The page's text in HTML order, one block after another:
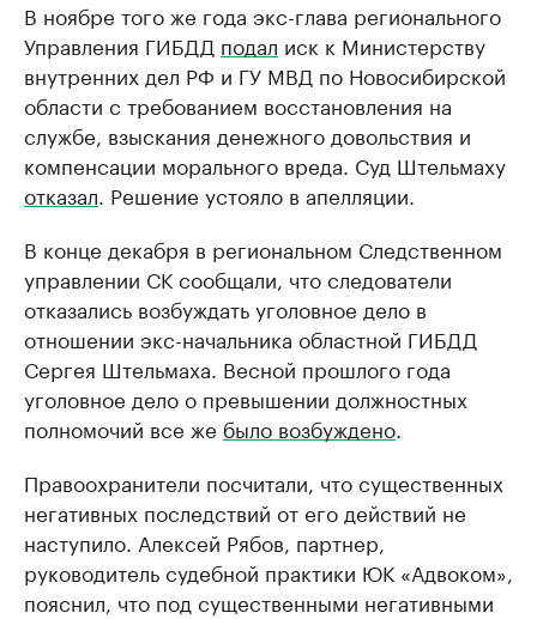
В ноябре того же года экс-глава регионального
Управления ГИБДД подал иск к Министерству
внутренних дел РФ и ГУ МВД по Новосибирской
области с требованием восстановления на
службе, взыскания денежного довольствия и
компенсации морального вреда. Суд Штельмаху
отказал . Решение устояло в апелляции.
В конце декабря в региональном Следственном
управлении СК сообщали, что следователи
отказались возбуждать уголовное дело в
отношении экс-начальника областной ГИБДД
Сергея Штельмаха. Весной прошлого года
уголовное дело о превышении должностных
полномочий все же было возбуждено
Правоохранители посчитали, что существенных
негативных последствий от его действий не
наступило. Алексей Рябов, партнер,
руководитель судебной практики ЮК «Адвоком»,
пояснил, что под существенными негативными